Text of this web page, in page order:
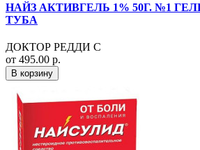
НАЙЗ АКТИВГЕЛЬ 1% 50Г. №1
ТУБА
ДОКТОР РЕДДИ С
от 495.00 р.
В корзину